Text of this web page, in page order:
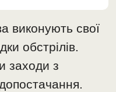
виконують свої
обстрілів.
заходи з